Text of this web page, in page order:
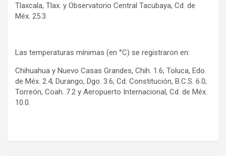
Tlaxcala, Tlax. y Observatorio Central Tacubaya, Cd. de
Méx. 25.3.
Las temperaturas mínimas (en °C) se registraron en:
Chihuahua y Nuevo Casas Grandes, Chih. 1.6; Toluca, Edo.
de Méx. 2.4; Durango, Dgo. 3.6; Cd. Constitución, B.C.S. 6.0;
Torreón, Coah. 7.2 y Aeropuerto Internacional, Cd. de Méx.
10.0.